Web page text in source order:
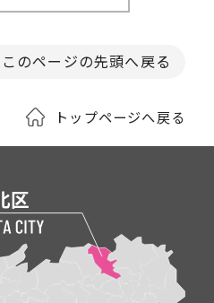
このページの先頭へ戻る
トップページへ戻る